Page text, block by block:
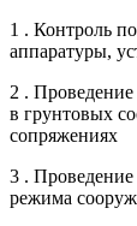
1 . Контроль
аппаратуры,
2 . Проведение
в грунтовых
сопряжениях
3 . Проведение
режима